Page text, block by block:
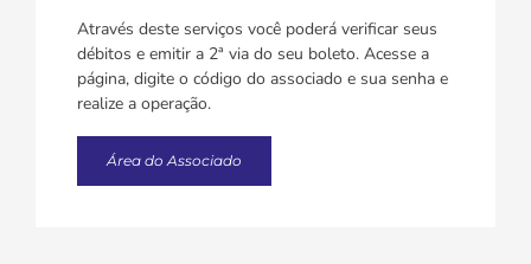
Através deste serviços você poderá verificar seus
débitos e emitir a 2ª via do seu boleto. Acesse a
página, digite o código do associado e sua senha e
realize a operação.
Área do Associado